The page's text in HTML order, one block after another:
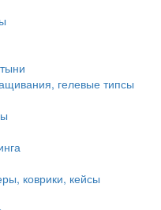
гелевые типсы
коврики, кейсы